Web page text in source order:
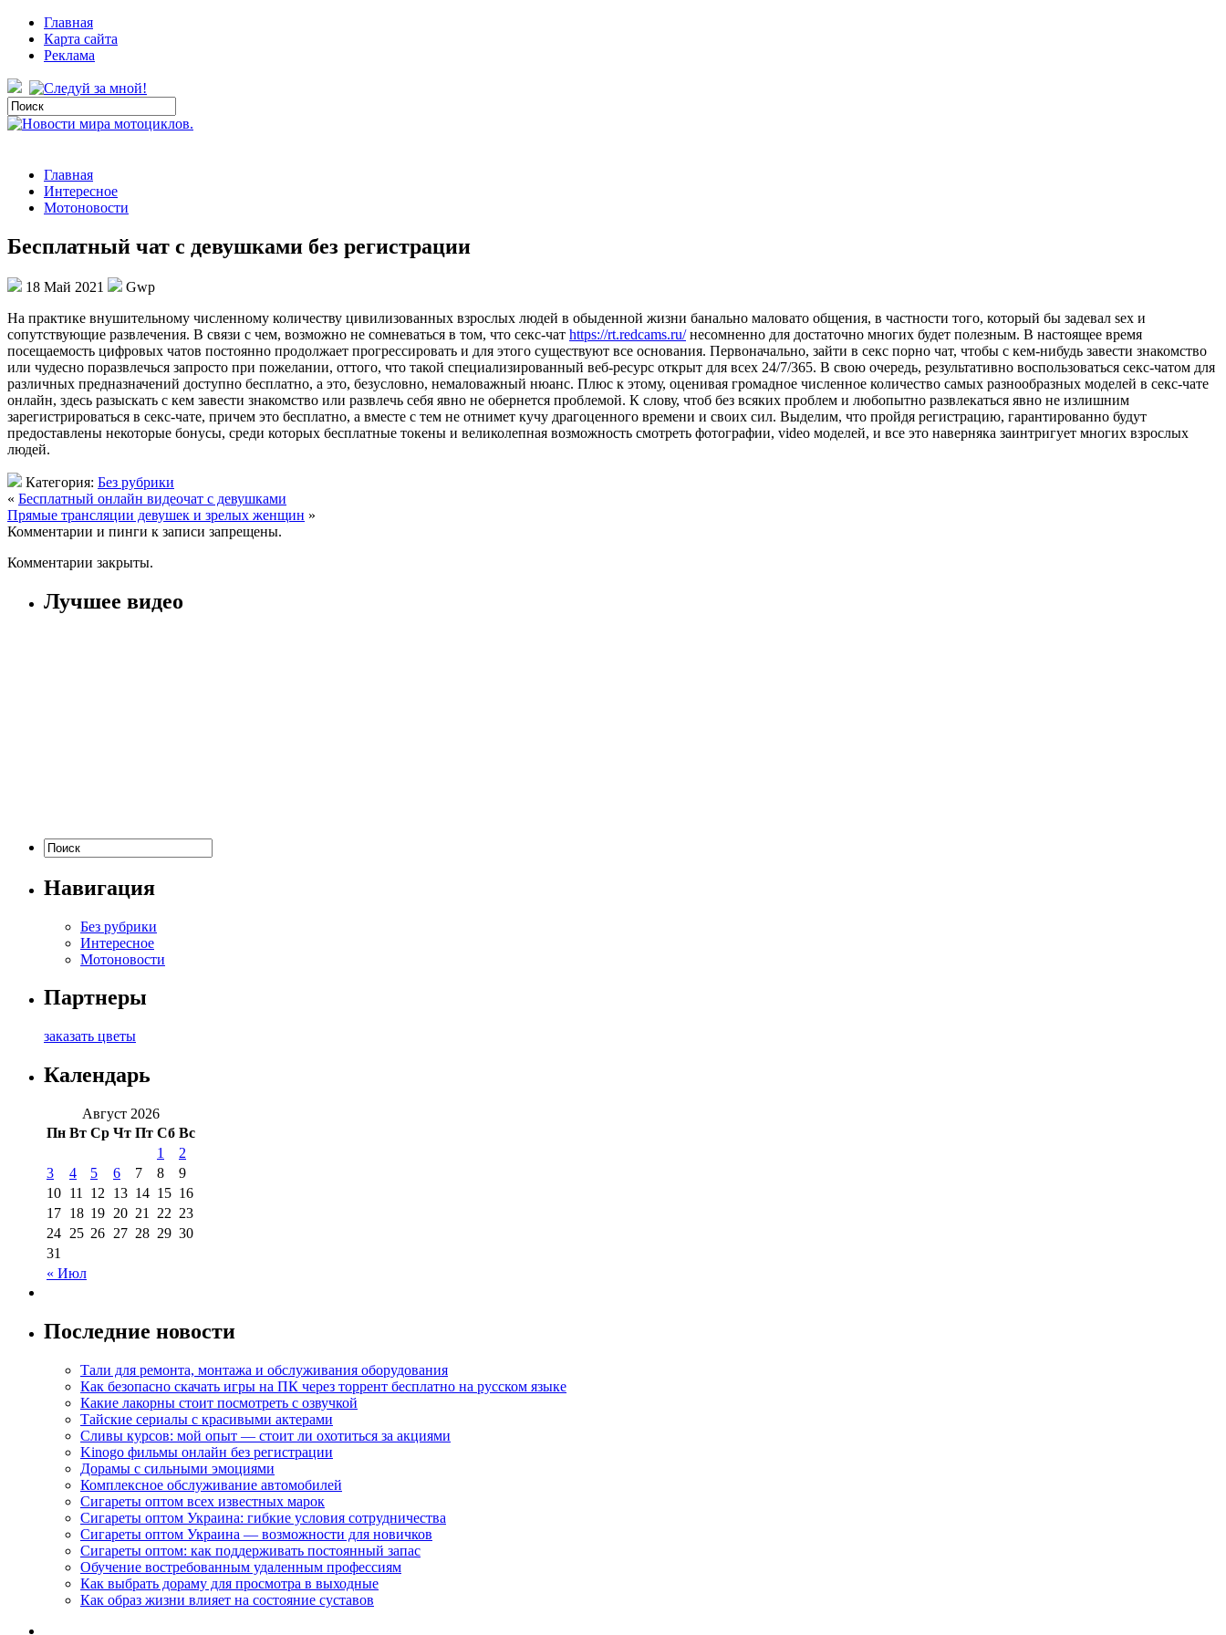
Главная
Карта сайта
Реклама
Главная
Интересное
Мотоновости
Бесплатный чат с девушками без регистрации
18 Май 2021
Gwp
Нa прaктикe внушительному численному количеству цивилизованных взрослых людей в обыденной жизни банально маловато общения, в частности того, который бы задевал sex и
сопутствующие развлечения. В связи с чем, возможно не сомневаться в том, что секс-чат https://rt.redcams.ru/несомненно для достаточно многих будет полезным. В настоящее время
посещаемость цифровых чатов постоянно продолжает прогрессировать и для этого существуют все основания. Первоначально, зайти в секс порно чат, чтобы с кем-нибудь завести знакомство
или чудесно поразвлечься запросто при пожелании, оттого, что такой специализированный веб-ресурс открыт для всех 24/7/365. В свою очередь, результативно воспользоваться секс-чатом для
различных предназначений доступно бесплатно, а это, безусловно, немаловажный нюанс. Плюс к этому, оценивая громадное численное количество самых разнообразных моделей в секс-чате
онлайн, здесь разыскать с кем завести знакомство или развлечь себя явно не обернется проблемой. К слову, чтоб без всяких проблем и любопытно развлекаться явно не излишним
зарегистрироваться в секс-чате, причем это бесплатно, а вместе с тем не отнимет кучу драгоценного времени и своих сил. Выделим, что пройдя регистрацию, гарантированно будут
предоставлены некоторые бонусы, среди которых бесплатные токены и великолепная возможность смотреть фотографии, video моделей, и все это наверняка заинтригует многих взрослых
людей.
Категория: Без рубрики
« Бесплатный онлайн видеочат с девушками
Прямые трансляции девушек и зрелых женщин »
Комментарии и пинги к записи запрещены.
Комментарии закрыты.
Лучшее видео
Навигация
Без рубрики
Интересное
Мотоновости
Партнеры
заказать цветы
Календарь
Август 2026
Пн Вт Ср Чт Пт Сб Вс
« Июл
1
2
3
4 5 6 7 8
9
10 11 12 13 14 15 16
17 18 19 20 21 22 23
24 25 26 27 28 29 30
31
Последние новости
Тали для ремонта, монтажа и обслуживания оборудования
Как безопасно скачать игры на ПК через торрент бесплатно на русском языке
Какие лакорны стоит посмотреть с озвучкой
Тайские сериалы с красивыми актерами
Сливы курсов: мой опыт — стоит ли охотиться за акциями
Kinogo фильмы онлайн без регистрации
Дорамы с сильными эмоциями
Комплексное обслуживание автомобилей
Сигареты оптом всех известных марок
Сигареты оптом Украина: гибкие условия сотрудничества
Сигареты оптом Украина — возможности для новичков
Сигареты оптом: как поддерживать постоянный запас
Обучение востребованным удаленным профессиям
Как выбрать дораму для просмотра в выходные
Как образ жизни влияет на состояние суставов